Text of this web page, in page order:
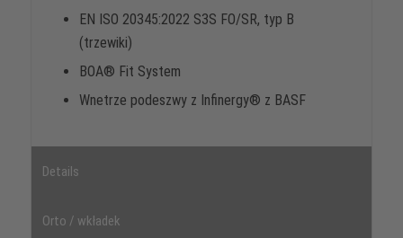
EN ISO 20345:2022 S3S FO/SR, typ B
(trzewiki)
BOA® Fit System
Wnetrze podeszwy z Infinergy® z BASF
Details
Orto / wkładek